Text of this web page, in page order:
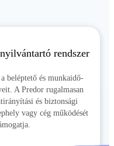
rendszer
beléptető és munkaidő-
A Predor rugalmasan
és biztonsági
vagy cég működését